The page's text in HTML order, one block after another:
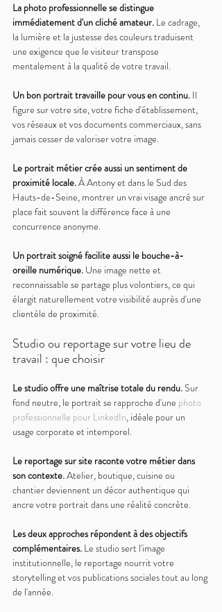
La photo professionnelle se distingue
immédiatement d'un cliché amateur. Le cadrage,
la lumière et la justesse des couleurs traduisent
une exigence que le visiteur transpose
mentalement à la qualité de votre travail.
Un bon portrait travaille pour vous en continu. Il
figure sur votre site, votre fiche d'établissement,
vos réseaux et vos documents commerciaux, sans
jamais cesser de valoriser votre image.
Le portrait métier crée aussi un sentiment de
proximité locale. À Antony et dans le Sud des
Hauts-de-Seine, montrer un vrai visage ancré sur
place fait souvent la différence face à une
concurrence anonyme.
Un portrait soigné facilite aussi le bouche-à-
oreille numérique. Une image nette et
reconnaissable se partage plus volontiers, ce qui
élargit naturellement votre visibilité auprès d'une
clientèle de proximité.
Studio ou reportage sur votre lieu de
travail : que choisir
Le studio offre une maîtrise totale du rendu. Sur
fond neutre, le portrait se rapproche d'une photo
professionnelle pour LinkedIn, idéale pour un
usage corporate et intemporel.
Le reportage sur site raconte votre métier dans
son contexte. Atelier, boutique, cuisine ou
chantier deviennent un décor authentique qui
ancre votre portrait dans une réalité concrète.
Les deux approches répondent à des objectifs
complémentaires. Le studio sert l'image
institutionnelle, le reportage nourrit votre
storytelling et vos publications sociales tout au long
de l'année.